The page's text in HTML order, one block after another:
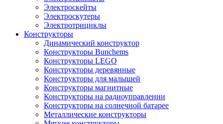
Электроскейты
Электроскутеры
Электротрициклы
Конструкторы
Динамический конструктор
Конструкторы Bunchems
Конструкторы LEGO
Конструкторы деревянные
Конструкторы для малышей
Конструкторы магнитные
Конструкторы на радиоуправлении
Конструкторы на солнечной батарее
Металлические конструкторы